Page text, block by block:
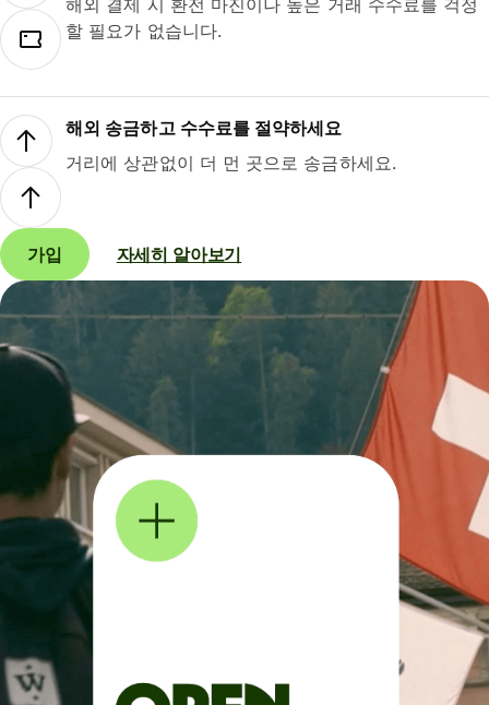
할 필요가 없습니다.
해외 송금하고 수수료를 절약하세요
거리에 상관없이 더 먼 곳으로 송금하세요.
가입 자세히 알아보기